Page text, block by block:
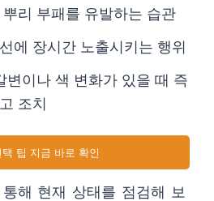
리 부패를 유발하는 습관
에 장시간 노출시키는 행위
변이나 색 변화가 있을 때 즉
조치
팁 지금 바로 확인
해 현재 상태를 점검해 보